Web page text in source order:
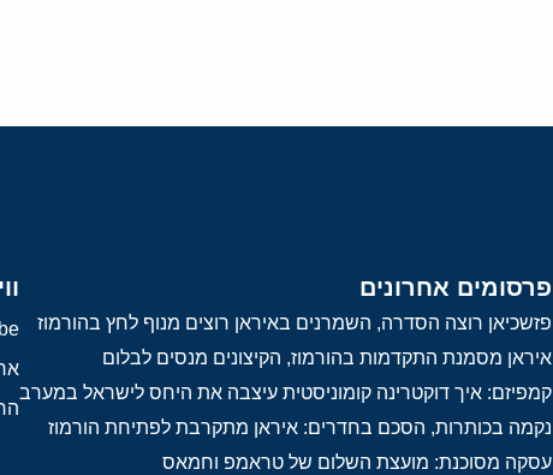
פרסומים אחרונים
פזשכיאן רוצה הסדרה, השמרנים באיראן רוצים מנוף לחץ בהורמוז
איראן מסמנת התקדמות בהורמוז, הקיצונים מנסים לבלום
קמפיזם: איך דוקטרינה קומוניסטית עיצבה את היחס לישראל במערב
נקמה בכותרות, הסכם בחדרים: איראן מתקרבת לפתיחת הורמוז
עסקה מסוכנת: מועצת השלום של טראמפ וחמאס